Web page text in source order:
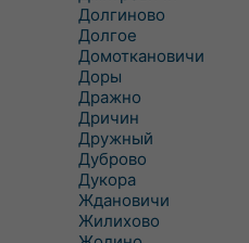
Долгиново
Долгое
Домоткановичи
Доры
Дражно
Дричин
Дружный
Дуброво
Дукора
Ждановичи
Жилихово